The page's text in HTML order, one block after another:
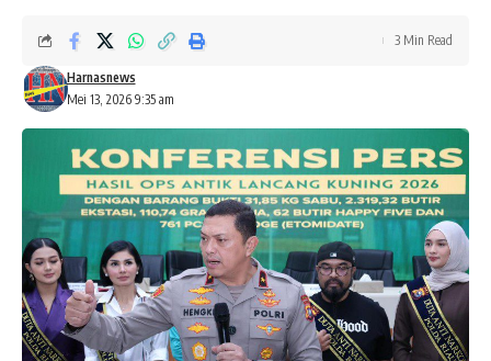
Mei 13, 2026 9:35 am
Harnasnews
3 Min Read